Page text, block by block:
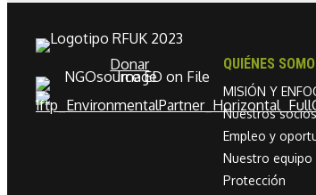
Donar QUIÉNES
MISIÓN Y
Nuestros
Empleo y
Nuestro equipo
Protección